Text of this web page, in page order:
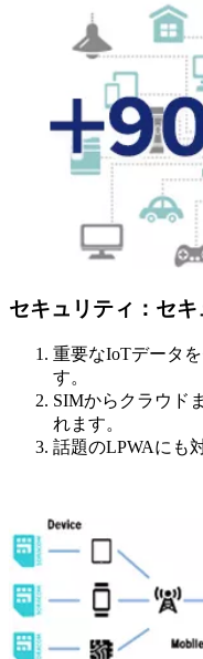
セキュリティ：セ
重要なIoTデータ
す。
SIMからクラウド
れます。
話題のLPWAにも